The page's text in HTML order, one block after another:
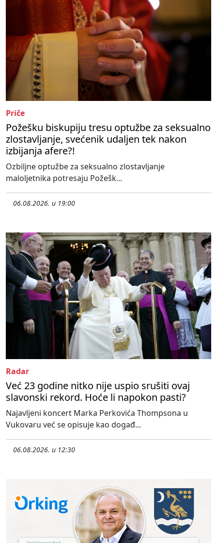
Priče
Požešku biskupiju tresu optužbe za seksualno
zlostavljanje, svećenik udaljen tek nakon
izbijanja afere?!
Ozbiljne optužbe za seksualno zlostavljanje
maloljetnika potresaju Požešk...
06.08.2026. u 19:00
Radar
Već 23 godine nitko nije uspio srušiti ovaj
slavonski rekord. Hoće li napokon pasti?
Najavljeni koncert Marka Perkovića Thompsona u
Vukovaru već se opisuje kao događ...
06.08.2026. u 12:30